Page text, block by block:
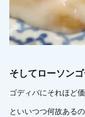
そしてローソン
ゴディバにそれほど
といいつつ何故ある